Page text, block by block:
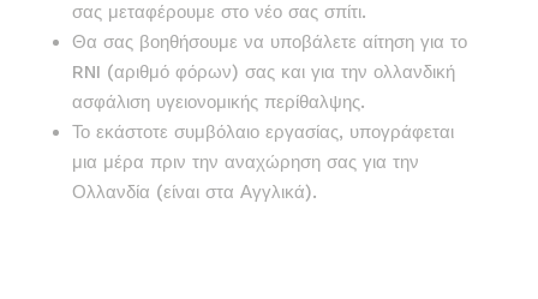
σας μεταφέρουμε στο νέο σας σπίτι.
Θα σας βοηθήσουμε να υποβάλετε αίτηση για το
RNI (αριθμό φόρων) σας και για την ολλανδική
ασφάλιση υγειονομικής περίθαλψης.
Το εκάστοτε συμβόλαιο εργασίας, υπογράφεται
μια μέρα πριν την αναχώρηση σας για την
Ολλανδία (είναι στα Αγγλικά).